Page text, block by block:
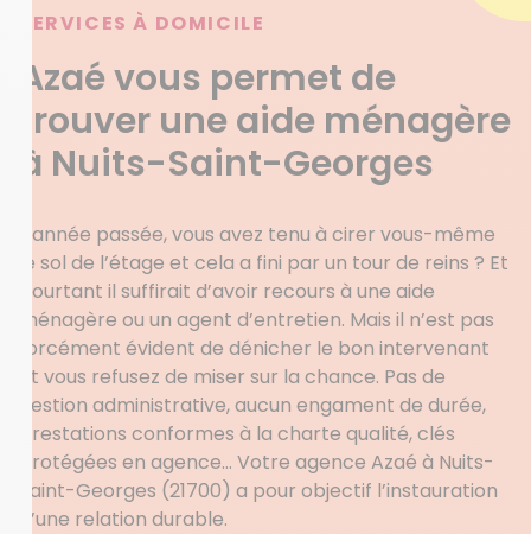
SERVICES À DOMICILE
Azaé vous permet de
trouver une aide ménagère
à Nuits-Saint-Georges
L’année passée, vous avez tenu à cirer vous-même
le sol de l’étage et cela a fini par un tour de reins ? Et
pourtant il suffirait d’avoir recours à une aide
ménagère ou un agent d’entretien. Mais il n’est pas
forcément évident de dénicher le bon intervenant
et vous refusez de miser sur la chance. Pas de
gestion administrative, aucun engament de durée,
prestations conformes à la charte qualité, clés
protégées en agence… Votre agence Azaé à Nuits-
Saint-Georges (21700) a pour objectif l’instauration
d’une relation durable.